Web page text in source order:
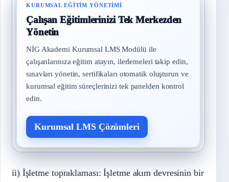
KURUMSAL EĞITIM YÖNETIMI
Çalışan Eğitimlerinizi Tek Merkezden
Yönetin
NİG Akademi Kurumsal LMS Modülü ile
çalışanlarınıza eğitim atayın, ilerlemeleri takip edin,
sınavları yönetin, sertifikaları otomatik oluşturun ve
kurumsal eğitim süreçlerinizi tek panelden kontrol
edin.
Kurumsal LMS Çözümleri
ii) İşletme topraklaması: İşletme akım devresinin bir